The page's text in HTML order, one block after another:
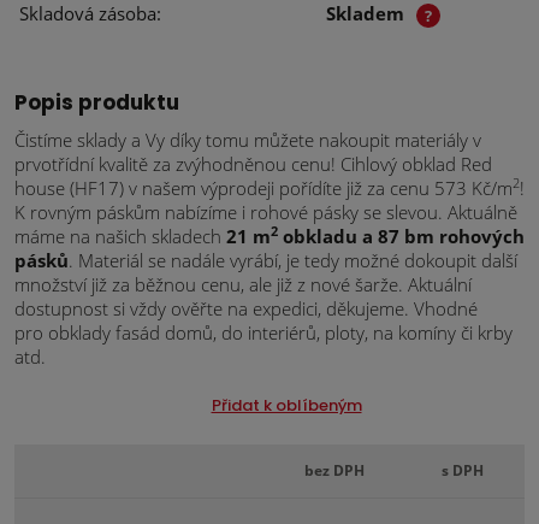
Skladová zásoba Skladem ?
Popis produktu
Čistíme sklady a Vy díky tomu můžete nakoupit materiály v
prvotřídní kvalitě za zvýhodněnou cenu! Cihlový obklad Red
house (HF17) v našem výprodeji pořídíte již za cenu 573 Kč/m2!
K rovným páskům nabízíme i rohové pásky se slevou. Aktuálně
máme na našich skladech 21 m2 obkladu a 87 bm rohových
pásků. Materiál se nadále vyrábí, je tedy možné dokoupit další
množství již za běžnou cenu, ale již z nové šarže. Aktuální
dostupnost si vždy ověřte na expedici, děkujeme. Vhodné
pro obklady fasád domů, do interiérů, ploty, na komíny či krby
atd.
Přidat k oblíbeným
bez DPH s DPH